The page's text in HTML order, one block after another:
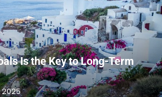
Is the Key to Long-Term
2025